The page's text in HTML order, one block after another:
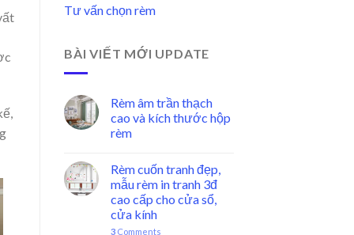
Tư vấn chọn rèm
BÀI VIẾT MỚI UPDATE
Rèm âm trần thạch
cao và kích thước hộp
rèm
Rèm cuốn tranh đẹp,
mẫu rèm in tranh 3đ
cao cấp cho cửa sổ,
cửa kính
3 Comments